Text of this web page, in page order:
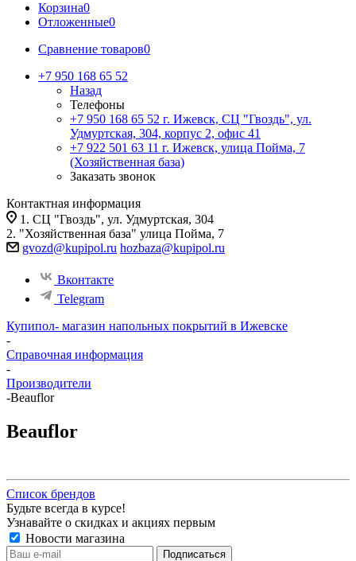
Корзина0
Отложенные0
Сравнение товаров0
+7 950 168 65 52
Назад
Телефоны
+7 950 168 65 52 г. Ижевск, СЦ "Гвоздь", ул.
Удмуртская, 304, корпус 2, офис 41
+7 922 501 63 11 г. Ижевск, улица Пойма, 7
(Хозяйственная база)
Заказать звонок
Контактная информация
1. СЦ "Гвоздь", ул. Удмуртская, 304
2. "Хозяйственная база" улица Пойма, 7
gvozd@kupipol.ru hozbaza@kupipol.ru
Вконтакте
Telegram
Купипол- магазин напольных покрытий в Ижевске
-
Справочная информация
-
Производители
-Beauflor
Beauflor
Список брендов
Будьте всегда в курсе!
Узнавайте о скидках и акциях первым
Новости магазина